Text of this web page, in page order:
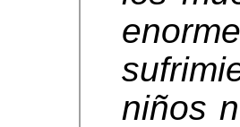
niños